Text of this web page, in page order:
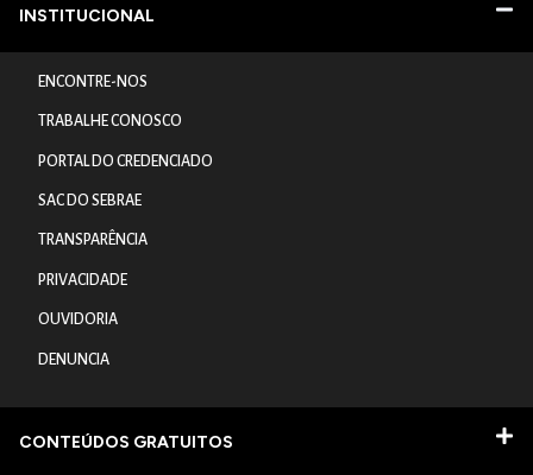
INSTITUCIONAL
ENCONTRE-NOS
TRABALHE CONOSCO
PORTAL DO CREDENCIADO
SAC DO SEBRAE
TRANSPARÊNCIA
PRIVACIDADE
OUVIDORIA
DENUNCIA
CONTEÚDOS GRATUITOS